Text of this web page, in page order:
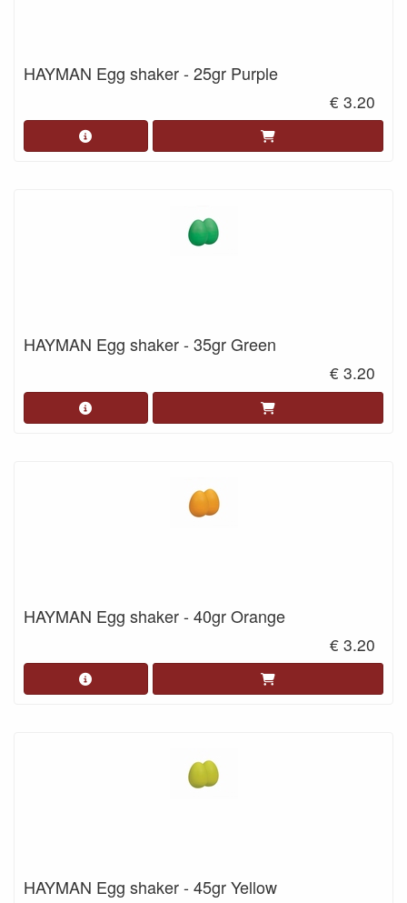
HAYMAN Egg shaker - 25gr Purple
€ 3.20
HAYMAN Egg shaker - 35gr Green
€ 3.20
HAYMAN Egg shaker - 40gr Orange
€ 3.20
HAYMAN Egg shaker - 45gr Yellow